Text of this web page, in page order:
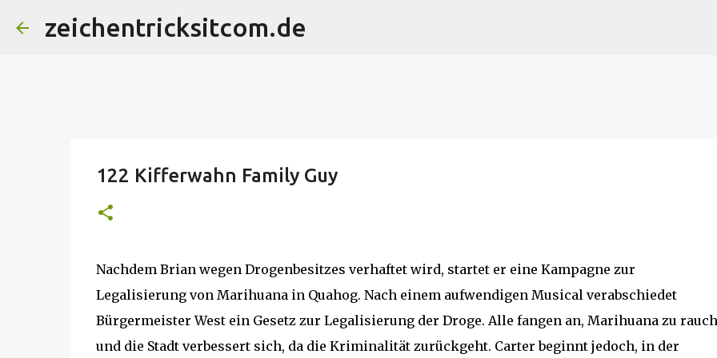
zeichentricksitcom.de
122 Kifferwahn Family Guy
Nachdem Brian wegen Drogenbesitzes verhaftet wird, startet er eine Kampagne zur
Legalisierung von Marihuana in Quahog. Nach einem aufwendigen Musical verabschiedet
Bürgermeister West ein Gesetz zur Legalisierung der Droge. Alle fangen an, Marihuana zu
und die Stadt verbessert sich, da die Kriminalität zurückgeht. Carter beginnt jedoch, in der